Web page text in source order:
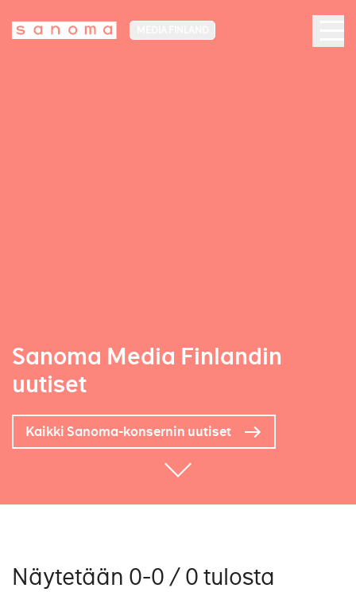
Sanoma Media Finlandin
uutiset
Kaikki Sanoma-konsernin uutiset
Näytetään 0-0 / 0 tulosta